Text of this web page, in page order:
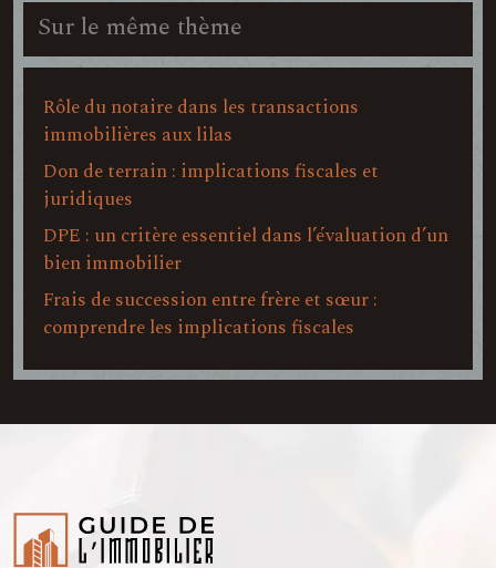
Sur le même thème
Rôle du notaire dans les transactions
immobilières aux lilas
Don de terrain : implications fiscales et
juridiques
DPE : un critère essentiel dans l’évaluation d’un
bien immobilier
Frais de succession entre frère et sœur :
comprendre les implications fiscales